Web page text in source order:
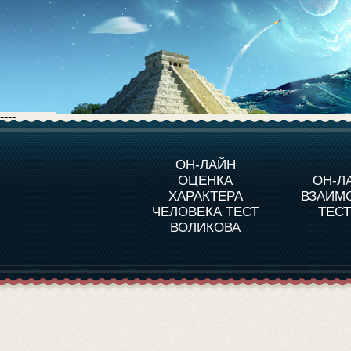
----
ОН-ЛАЙН
ОЦЕНКА
ХАРАКТЕРА
ЧЕЛОВЕКА ТЕСТ
ВОЛИКОВА
ОН-
О ПРОГРАММЕ
ОЦЕНКА ХАРАКТЕРA
ЧЕЛОВЕКА
ОЦЕНКА ХАРАКТЕРА
ВЫДАЮЩИХСЯ
ЛИЧНОСТЕЙ